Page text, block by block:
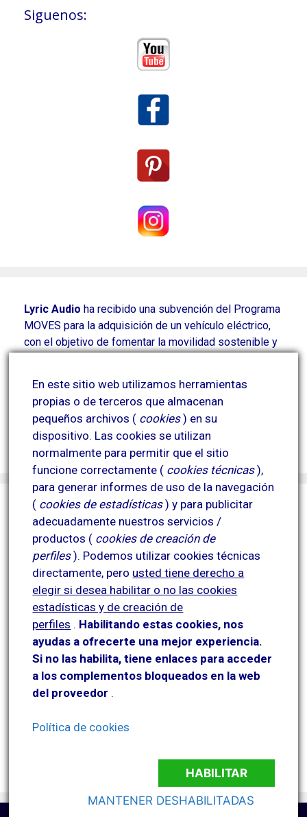
Siguenos:
Lyric Audio ha recibido una subvención del Programa
MOVES para la adquisición de un vehículo eléctrico,
con el objetivo de fomentar la movilidad sostenible y
Esta actuación contribuye a la mejora de la eficiencia
energética y a la reducción del impacto ambiental.
Proyecto financiado por el Plan MOVES y
cofinanciado por la Unión Europea.
En este sitio web utilizamos herramientas
propias o de terceros que almacenan
pequeños archivos ( cookies) en su
dispositivo. Las cookies se utilizan
normalmente para permitir que el sitio
funcione correctamente ( cookies técnicas),
para generar informes de uso de la navegación
( cookies de estadísticas) y para publicitar
adecuadamente nuestros servicios /
productos ( cookies de creación de
perfiles). Podemos utilizar cookies técnicas
directamente, pero usted tiene derecho a
elegir si desea habilitar o no las cookies
estadísticas y de creación de
perfiles . Habilitando estas cookies, nos
ayudas a ofrecerte una mejor experiencia.
Si no las habilita, tiene enlaces para acceder
a los complementos bloqueados en la web
del proveedor .
Política de cookies
HABILITAR
MANTENER DESHABILITADAS